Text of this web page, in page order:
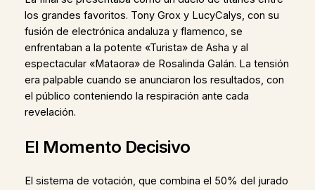
los grandes favoritos. Tony Grox y LucyCalys, con su
fusión de electrónica andaluza y flamenco, se
enfrentaban a la potente «Turista» de Asha y al
espectacular «Mataora» de Rosalinda Galán. La tensión
era palpable cuando se anunciaron los resultados, con
el público conteniendo la respiración ante cada
revelación.
El Momento Decisivo
El sistema de votación, que combina el 50% del jurado